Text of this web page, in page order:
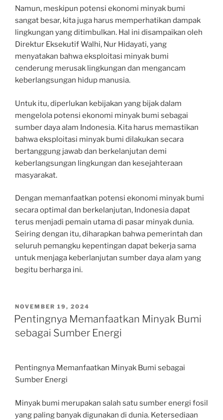
Namun, meskipun potensi ekonomi minyak bumi
sangat besar, kita juga harus memperhatikan dampak
lingkungan yang ditimbulkan. Hal ini disampaikan oleh
Direktur Eksekutif Walhi, Nur Hidayati, yang
menyatakan bahwa eksploitasi minyak bumi
cenderung merusak lingkungan dan mengancam
keberlangsungan hidup manusia.
Untuk itu, diperlukan kebijakan yang bijak dalam
mengelola potensi ekonomi minyak bumi sebagai
sumber daya alam Indonesia. Kita harus memastikan
bahwa eksploitasi minyak bumi dilakukan secara
bertanggung jawab dan berkelanjutan demi
keberlangsungan lingkungan dan kesejahteraan
masyarakat.
Dengan memanfaatkan potensi ekonomi minyak bumi
secara optimal dan berkelanjutan, Indonesia dapat
terus menjadi pemain utama di pasar minyak dunia.
Seiring dengan itu, diharapkan bahwa pemerintah dan
seluruh pemangku kepentingan dapat bekerja sama
untuk menjaga keberlanjutan sumber daya alam yang
begitu berharga ini.
POSTED
ON
NOVEMBER 19, 2024
Pentingnya Memanfaatkan Minyak Bumi
sebagai Sumber Energi
Pentingnya Memanfaatkan Minyak Bumi sebagai
Sumber Energi
Minyak bumi merupakan salah satu sumber energi fosil
yang paling banyak digunakan di dunia. Ketersediaan